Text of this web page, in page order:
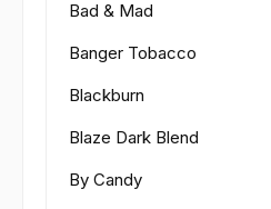
Bad & Mad
Banger Tobacco
Blackburn
Blaze Dark Blend
By Candy